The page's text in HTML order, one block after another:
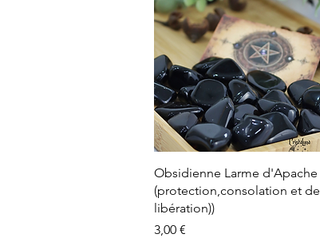
Aperçu rapide
Obsidienne Larme d'Apache
(protection,consolation et de
libération))
Prix
3,00 €